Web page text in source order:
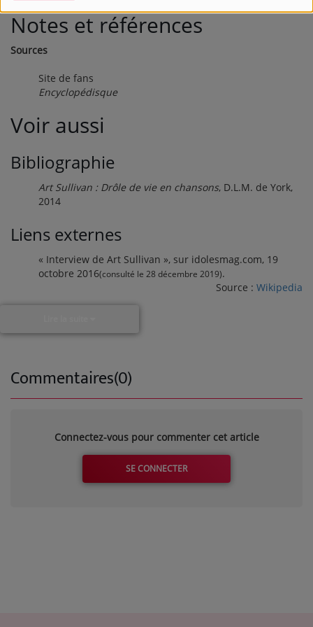
Notes et références
Sources
Site de fans
Encyclopédisque
Voir aussi
Bibliographie
Art Sullivan : Drôle de vie en chansons, D.L.M. de York,
2014
Liens externes
« Interview de Art Sullivan », sur idolesmag.com, 19
octobre 2016(consulté le 28 décembre 2019).
Source : Wikipedia
Commentaires(0)
Connectez-vous pour commenter cet article
SE CONNECTER